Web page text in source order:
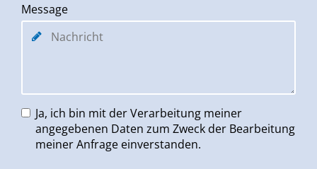
Message
Ja, ich bin mit der Verarbeitung meiner
angegebenen Daten zum Zweck der Bearbeitung
meiner Anfrage einverstanden.